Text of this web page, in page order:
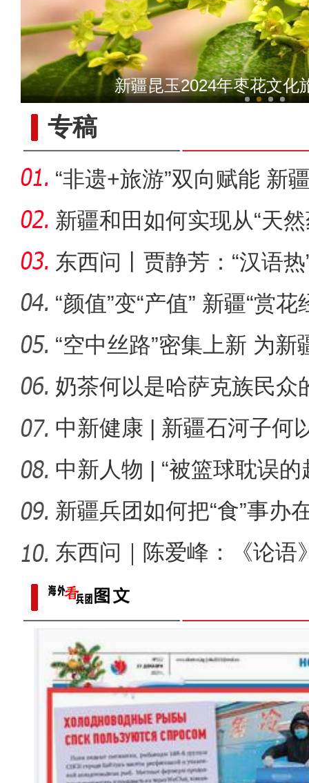
十年·数说 经济
标题：新“食”尚！“小份
新疆昆玉2024年枣花文化
乌鲁木齐：新人
专稿
“非遗+旅游”双向赋能 新
圈
新疆和田如何实现从“天
乡”
东西问丨贾静芳：“汉语
升温
“颜值”变“产值” 新疆“赏
“空中丝路”密集上新 为
展注
奶茶何以是哈萨克族民众
中新健康 | 新疆石河子何
承创新
中新人物 | “被篮球耽误
总冠
新疆兵团如何把“食”事办
东西问｜陈爱峰：《论语
疆的课